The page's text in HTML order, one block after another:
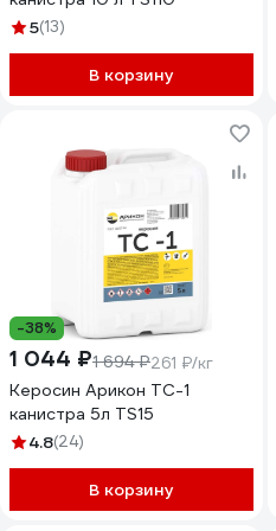
5(13)
В корзину
-38%
1 044 ₽1 694 ₽261 ₽/кг
Керосин Арикон ТС-1
канистра 5л TS15
4.8(24)
В корзину